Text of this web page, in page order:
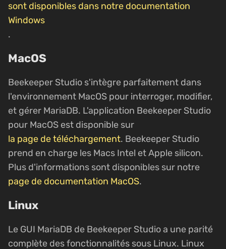
sont disponibles dans notre documentation
Windows
.
MacOS
Beekeeper Studio s'intègre parfaitement dans
l'environnement MacOS pour interroger, modifier,
et gérer MariaDB. L'application Beekeeper Studio
pour MacOS est disponible sur
la page de téléchargement. Beekeeper Studio
prend en charge les Macs Intel et Apple silicon.
Plus d'informations sont disponibles sur notre
page de documentation MacOS.
Linux
Le GUI MariaDB de Beekeeper Studio a une parité
complète des fonctionnalités sous Linux. Linux